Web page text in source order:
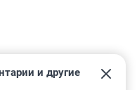
и другие